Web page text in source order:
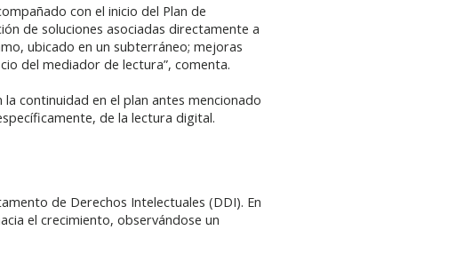
con el inicio del Plan de
de soluciones asociadas directamente a
ubicado en un subterráneo; mejoras
del mediador de lectura”, comenta.
continuidad en el plan antes mencionado
de la lectura digital.
de Derechos Intelectuales (DDI). En
el crecimiento, observándose un